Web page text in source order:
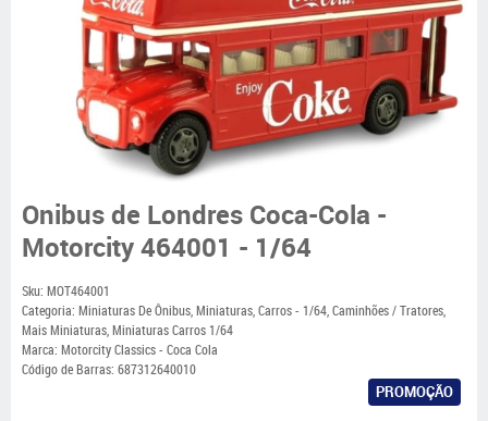
Onibus de Londres Coca-Cola -
Motorcity 464001 - 1/64
Sku: MOT464001
Categoria: Miniaturas De Ônibus,Miniaturas,Carros - 1/64,Caminhões / Tratores,
Mais Miniaturas,Miniaturas Carros 1/64
Marca: Motorcity Classics - Coca Cola
Código de Barras: 687312640010
PROMOÇÃO